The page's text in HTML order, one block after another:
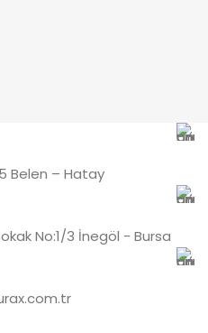
Belen – Hatay
No:1/3 İnegöl - Bursa